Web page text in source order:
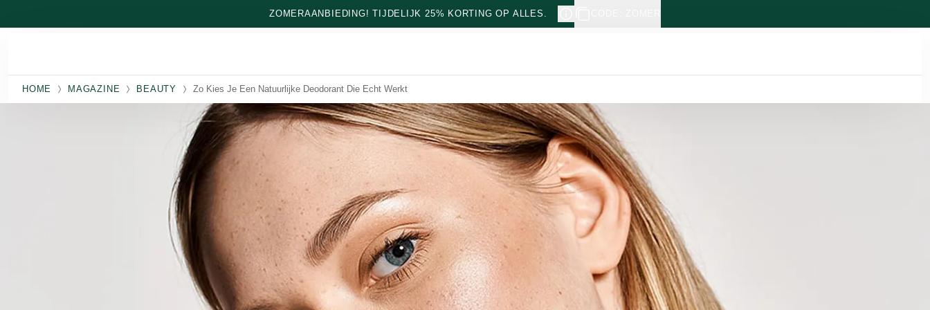
ZOMERAANBIEDING! TIJDELIJK 25% KORTING OP ALLES.
HOME MAGAZINE BEAUTY Zo Kies Je Een Natuurlijke Deodorant Die Echt Werkt